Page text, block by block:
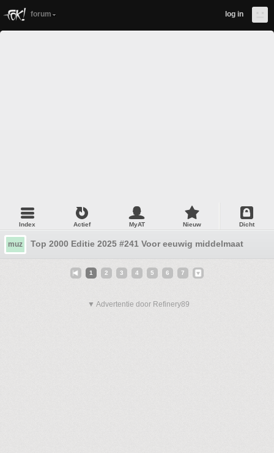
forum log in
Index Actief MyAT Nieuw Dicht
muz Top 2000 Editie 2025 #241 Voor eeuwig middelmaat
1 2 3 4 5 6 7
▼ Advertentie door Refinery89